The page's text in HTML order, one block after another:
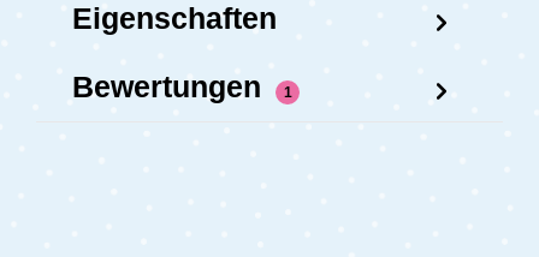
Eigenschaften
Bewertungen 1